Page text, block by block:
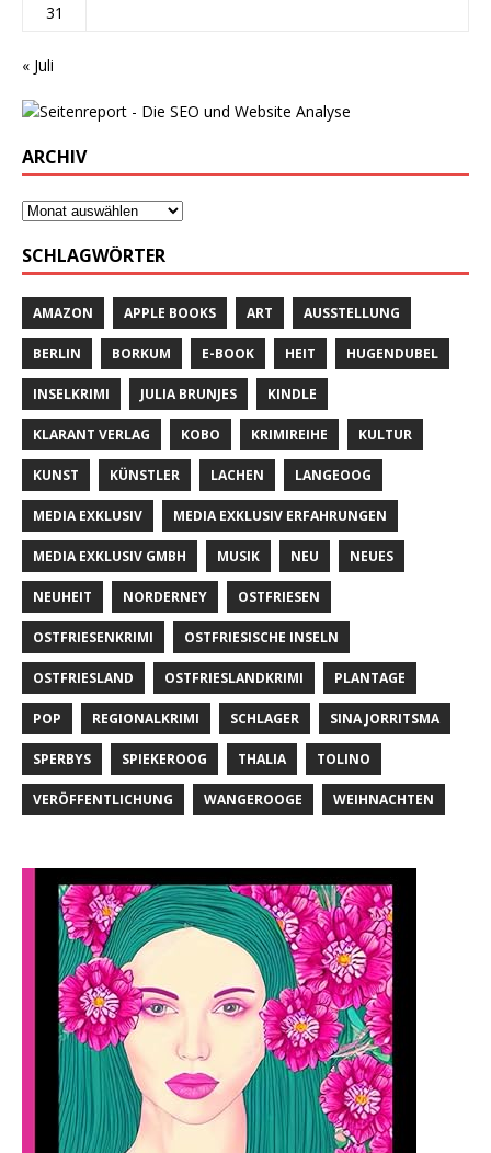
31
« Juli
ARCHIV
SCHLAGWÖRTER
AMAZON APPLE BOOKS ART AUSSTELLUNG
BERLIN BORKUM E-BOOK HEIT HUGENDUBEL
INSELKRIMI JULIA BRUNJES KINDLE
KLARANT VERLAG KOBO KRIMIREIHE KULTUR
KUNST KÜNSTLER LACHEN LANGEOOG
MEDIA EXKLUSIV MEDIA EXKLUSIV ERFAHRUNGEN
MEDIA EXKLUSIV GMBH MUSIK NEU NEUES
NEUHEIT NORDERNEY OSTFRIESEN
OSTFRIESENKRIMI OSTFRIESISCHE INSELN
OSTFRIESLAND OSTFRIESLANDKRIMI PLANTAGE
POP REGIONALKRIMI SCHLAGER SINA JORRITSMA
SPERBYS SPIEKEROOG THALIA TOLINO
VERÖFFENTLICHUNG WANGEROOGE WEIHNACHTEN